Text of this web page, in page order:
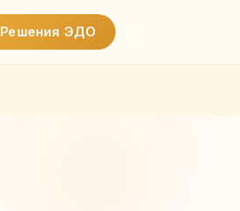
Решения ЭДО